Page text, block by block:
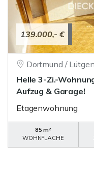
139.000,- €
Dortmund /
Helle 3-Zi.-
Aufzug & Garage!
Etagenwohnung
85 m²
WOHNFLÄCHE